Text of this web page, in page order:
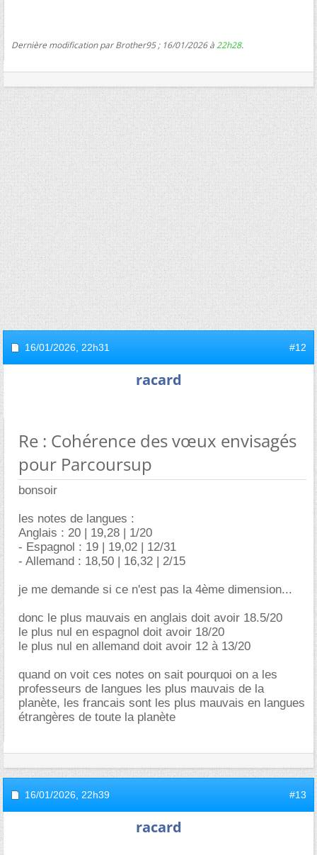
Dernière modification par Brother95 ; 16/01/2026 à22h28.
16/01/2026, 22h31 #12
racard
Re : Cohérence des vœux envisagés
pour Parcoursup
bonsoir
les notes de langues :
Anglais : 20 | 19,28 | 1/20
- Espagnol : 19 | 19,02 | 12/31
- Allemand : 18,50 | 16,32 | 2/15
je me demande si ce n'est pas la 4ème dimension...
donc le plus mauvais en anglais doit avoir 18.5/20
le plus nul en espagnol doit avoir 18/20
le plus nul en allemand doit avoir 12 à 13/20
quand on voit ces notes on sait pourquoi on a les
professeurs de langues les plus mauvais de la
planète, les francais sont les plus mauvais en langues
étrangères de toute la planète
16/01/2026, 22h39 #13
racard